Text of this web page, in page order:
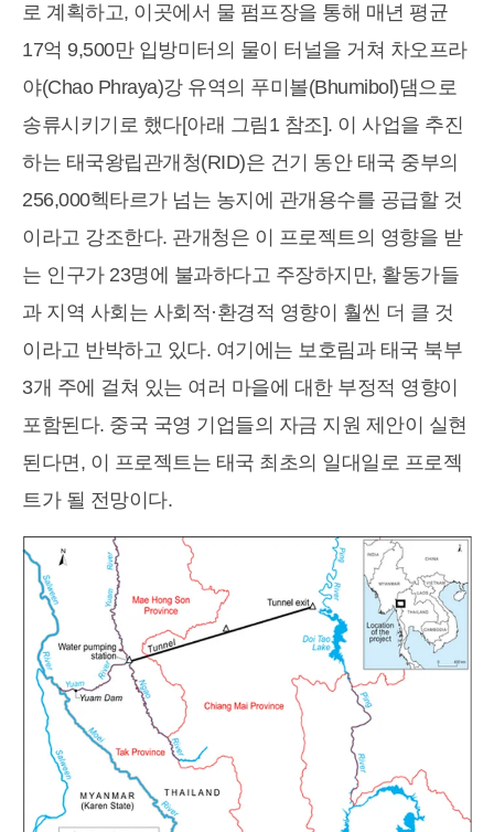
로 계획하고, 이곳에서 물 펌프장을 통해 매년 평균
17억 9,500만 입방미터의 물이 터널을 거쳐 차오프라
야(Chao Phraya)강 유역의 푸미볼(Bhumibol)댐으로
송류시키기로 했다[아래 그림1 참조]. 이 사업을 추진
하는 태국왕립관개청(RID)은 건기 동안 태국 중부의
256,000헥타르가 넘는 농지에 관개용수를 공급할 것
이라고 강조한다. 관개청은 이 프로젝트의 영향을 받
는 인구가 23명에 불과하다고 주장하지만, 활동가들
과 지역 사회는 사회적·환경적 영향이 훨씬 더 클 것
이라고 반박하고 있다. 여기에는 보호림과 태국 북부
3개 주에 걸쳐 있는 여러 마을에 대한 부정적 영향이
포함된다. 중국 국영 기업들의 자금 지원 제안이 실현
된다면, 이 프로젝트는 태국 최초의 일대일로 프로젝
트가 될 전망이다.